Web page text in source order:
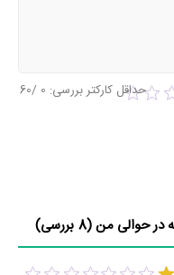
حداقل کارکتر بررسی: 0
/60
در حوالی من (8 بررسی)